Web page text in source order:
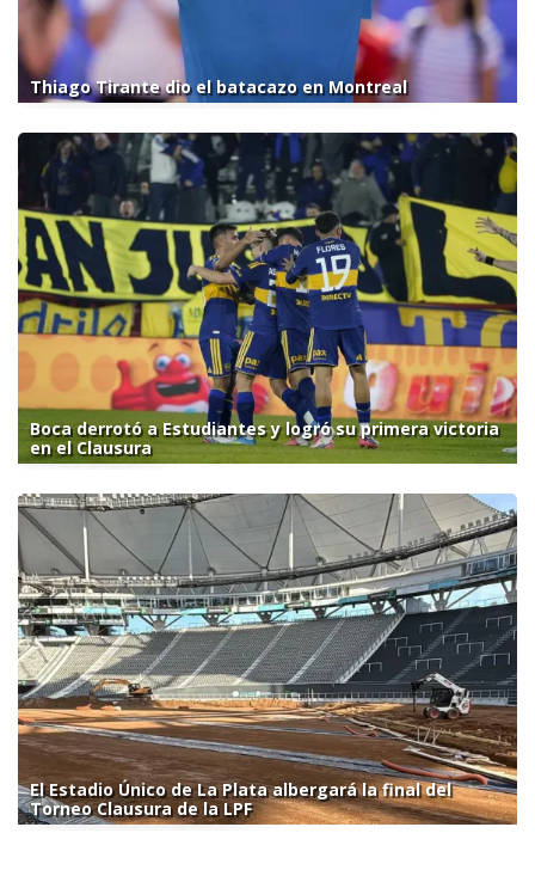
Thiago Tirante dio el batacazo en Montreal
Boca derrotó a Estudiantes y logró su primera victoria
en el Clausura
El Estadio Único de La Plata albergará la final del
Torneo Clausura de la LPF